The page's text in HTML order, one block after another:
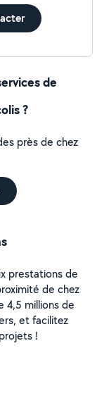
de
?
près de chez
prestations de
de chez
4,5 millions de
et facilitez
!